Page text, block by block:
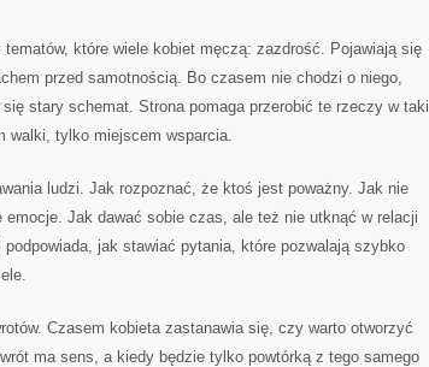
które wiele kobiet męczą: zazdrość. Pojawiają się
przed samotnością. Bo czasem nie chodzi o niego,
stary schemat. Strona pomaga przerobić te rzeczy w taki
walki, tylko miejscem wsparcia.
ludzi. Jak rozpoznać, że ktoś jest poważny. Jak nie
emocje. Jak dawać sobie czas, ale też nie utknąć w relacji
jak stawiać pytania, które pozwalają szybko
Czasem kobieta zastanawia się, czy warto otworzyć
ma sens, a kiedy będzie tylko powtórką z tego samego